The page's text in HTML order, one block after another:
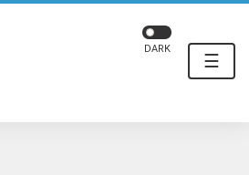
☰
DARK